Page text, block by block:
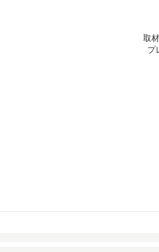
取
プ